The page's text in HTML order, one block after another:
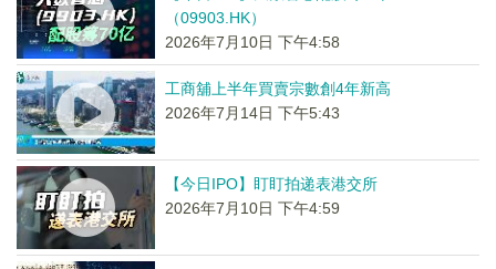
（09903.HK）
2026年7月10日 下午4:58
工商舖上半年買賣宗數創4年新高
2026年7月14日 下午5:43
【今日IPO】盯盯拍递表港交所
2026年7月10日 下午4:59